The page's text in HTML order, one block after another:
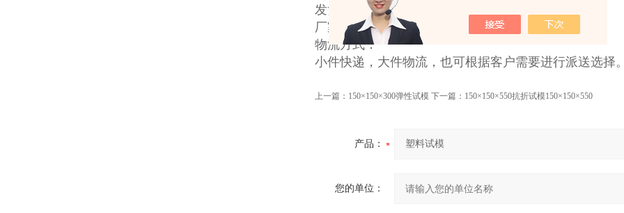
发货时间：
厂家现货直销，款到一至三天内发货。
物流方式：
小件快递，大件物流，也可根据客户需要进行派送选择
上一篇： 150×150×300弹性试模 下一篇： 150×150×550抗折试模150×150×550
产品：
您的单位：